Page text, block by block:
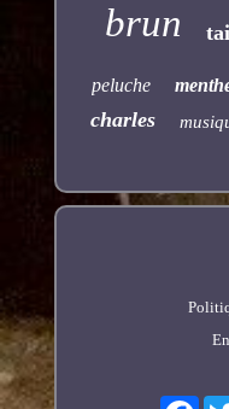
brun
peluche
charles